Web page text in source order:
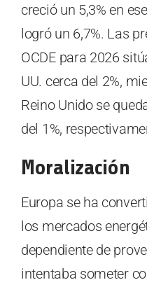
creció un 5,3% en
logró un 6,7%. Las
OCDE para 2026
UU. cerca del 2%,
Reino Unido se
del 1%,
Moralización
Europa se ha
los mercados
dependiente de
intentaba someter